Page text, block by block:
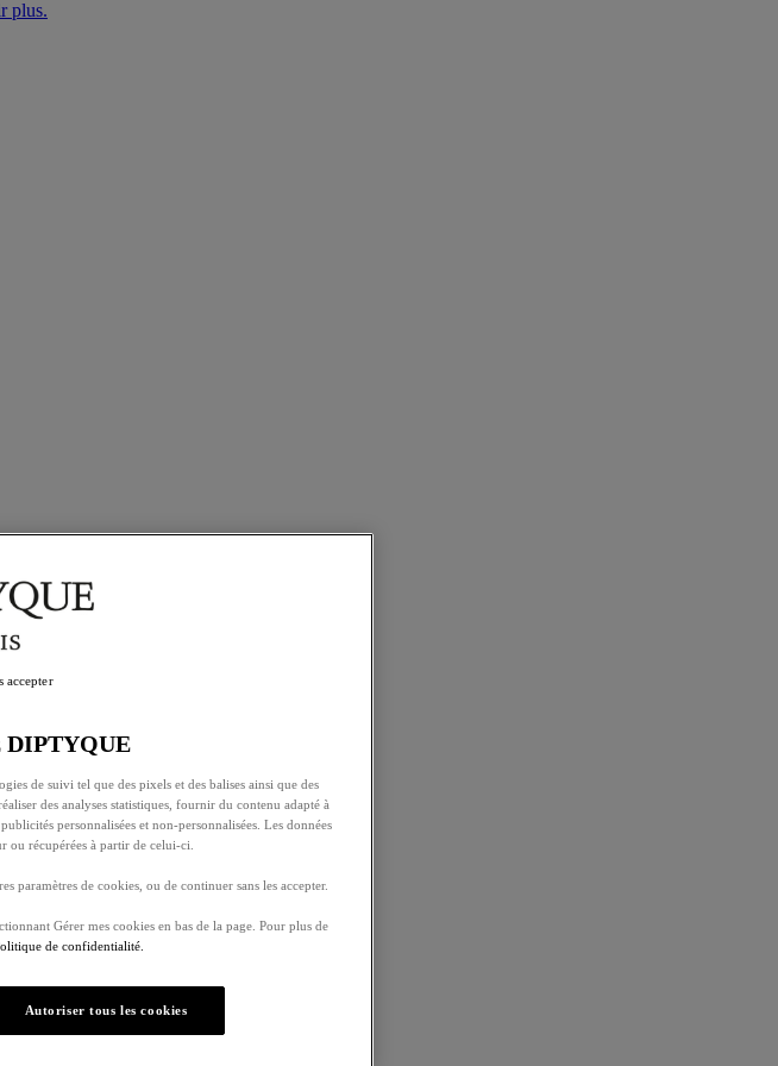
plus.
DIPTYQUE
de suivi tel que des pixels et des balises ainsi que des
des analyses statistiques, fournir du contenu adapté à
personnalisées et non-personnalisées. Les données
ou récupérées à partir de celui-ci.
paramètres de cookies, ou de continuer sans les accepter.
Gérer mes cookies en bas de la page. Pour plus de
de confidentialité.
Autoriser tous les cookies
accepter